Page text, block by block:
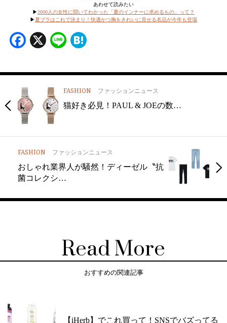
あわせて読みたい
▶︎2000人の女性に聞いてわかった「夏のインナーに求めるもの」って？
▶︎夏ブラはこれで決まり！快適かつ胸をきれいに見せる名品が今年も登場
Facebook
X Line
FASHION ファッションニュース
猫好き必見！PAUL & JOEの数…
FASHION ファッションニュース
おしゃれ業界人が騒然！ディーゼル〝抗
菌コレクシ…
Read More
おすすめの関連記事
【iHerb】でこれ買って！SNSでバズってる